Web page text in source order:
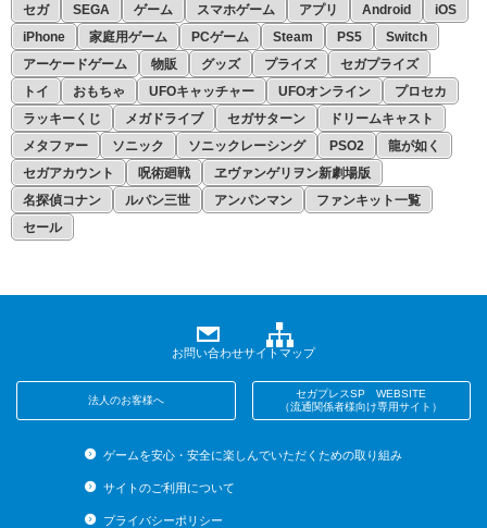
セガ SEGA ゲーム スマホゲーム アプリ Android
iOS
iPhone
家庭用ゲーム PCゲーム Steam PS5
Switch
アーケードゲーム
物販 グッズ プライズ
セガプライズ
トイ
おもちゃ UFOキャッチャー UFOオンライン
プロセカ
ラッキーくじ
メガドライブ セガサターン
ドリームキャスト
メタファー
ソニック ソニックレーシング PSO2
龍が如く
セガアカウント
呪術廻戦
ヱヴァンゲリヲン新劇場版
名探偵コナン
ルパン三世 アンパンマン
ファンキット一覧
セール
お問い合わせサイトマップ
法人のお客様へ
セガプレスSP WEBSITE
（流通関係者様向け専用サイト）
ゲームを安心・安全に楽しんでいただくための取り組み
サイトのご利用について
プライバシーポリシー